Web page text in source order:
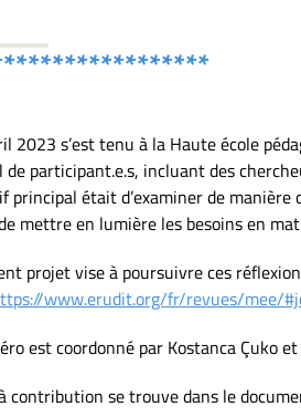
2023 s’est tenu à la Haute école
participant.e.s, incluant des
principal était d’examiner de
mettre en lumière les besoins en
projet vise à poursuivre ces
www.erudit.org/fr/revues/mee/
est coordonné par Kostanca Çuko
à contribution se trouve dans le